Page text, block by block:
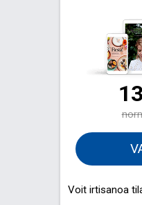
Voit irtisanoa